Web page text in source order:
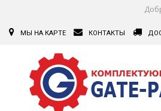
МЫ НА КАРТЕ КОНТАКТЫ